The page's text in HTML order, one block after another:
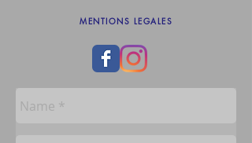
MENTIONS LEGALES